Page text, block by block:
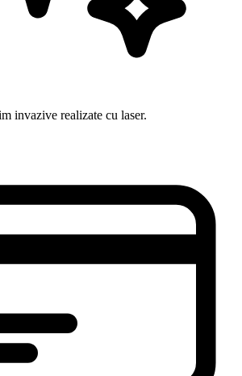
invazive realizate cu laser.